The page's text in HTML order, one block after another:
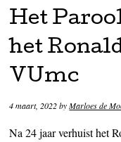
Skip to content
Het
het
VUmc
4 maart, 2022byMarloes de
Na 24 jaar verhuist het